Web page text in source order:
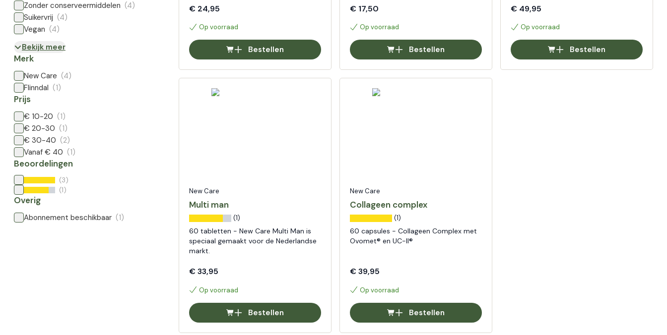
Zonder conserveermiddelen (4)
Suikervrij (4)
Vegan (4)
Bekijk meer
Merk
New Care (4)
Flinndal (1)
Prijs
€ 10-20 (1)
€ 20-30 (1)
€ 30-40 (2)
Vanaf € 40 (1)
Beoordelingen
(3)
(1)
Overig
Abonnement beschikbaar (1)
€ 24,95
Op voorraad
Bestellen
€ 17,50
Op voorraad
Bestellen
€ 49,95
Op voorraad
Bestellen
New Care
Multi man
(1)
60 tabletten - New Care Multi Man is
speciaal gemaakt voor de Nederlandse
markt.
€ 33,95
Op voorraad
Bestellen
New Care
Collageen complex
(1)
60 capsules - Collageen Complex met
Ovomet® en UC-II®
€ 39,95
Op voorraad
Bestellen